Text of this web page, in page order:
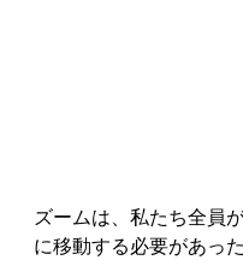
ズームは、私たち全員
に移動する必要があっ